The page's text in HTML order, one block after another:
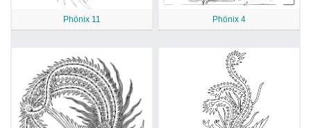
Phönix 11 Phönix 4